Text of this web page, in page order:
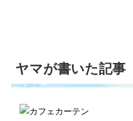
ヤマが書いた記事